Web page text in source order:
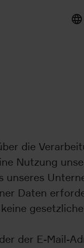
die
Nutzung
Daten
der E-Mail-